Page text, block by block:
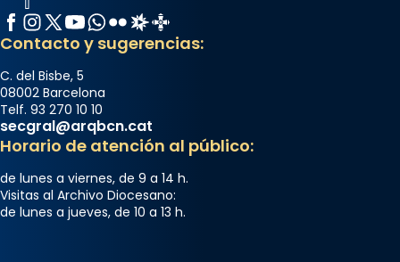
Facebook
Instagram
X / Twitter
YouTube
WhatsApp
FlickrRadio Estel
Catalunya Cristiana
Contacto y sugerencias:
C. del Bisbe, 5
08002 Barcelona
Telf. 93 270 10 10
secgral@arqbcn.cat
Horario de atención al público:
de lunes a viernes, de 9 a 14 h.
Visitas al Archivo Diocesano:
de lunes a jueves, de 10 a 13 h.